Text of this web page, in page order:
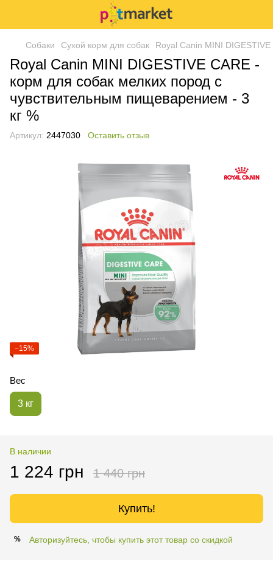
Собаки Сухой корм для собак Royal Canin MINI
Royal Canin MINI DIGESTIVE CARE -
корм для собак мелких пород с
чувствительным пищеварением - 3
кг %
Артикул: 2447030 Оставить отзыв
−15%
Вес
3 кг
В наличии
1 224 грн 1 440 грн
Купить!
% Авторизуйтесь, чтобы купить этот товар со скидкой